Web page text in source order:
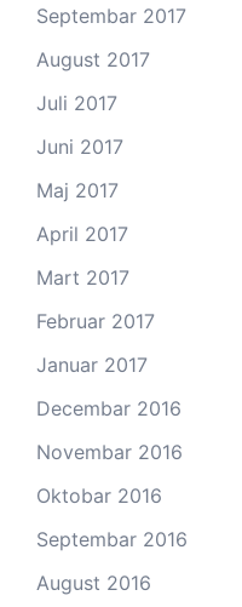
Septembar 2017
August 2017
Juli 2017
Juni 2017
Maj 2017
April 2017
Mart 2017
Februar 2017
Januar 2017
Decembar 2016
Novembar 2016
Oktobar 2016
Septembar 2016
August 2016